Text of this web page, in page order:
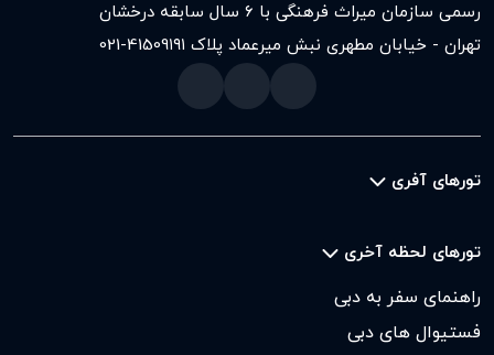
رسمی سازمان میراث فرهنگی با ۶ سال سابقه درخشان
تهران - خیابان مطهری نبش میرعماد پلاک ۱۹۱
021-41509
تورهای آفری
تورهای لحظه آخری
راهنمای سفر به دبی
فستیوال های دبی